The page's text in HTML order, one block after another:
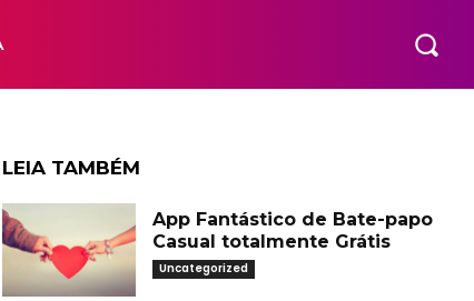
LEIA TAMBÉM
App Fantástico de Bate-papo
Casual totalmente Grátis
Uncategorized